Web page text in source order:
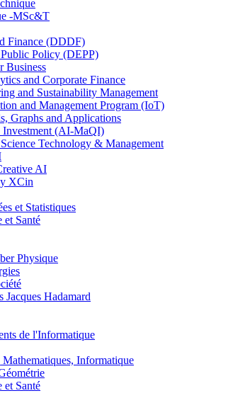
-MSc&T
Finance (DDDF)
Policy (DEPP)
Business
and Corporate Finance
and Sustainability Management
and Management Program (IoT)
Graphs and Applications
(AI-MaQI)
Technology & Management
AI
XCin
et Statistiques
Santé
Physique
Hadamard
de l'Informatique
Informatique
Santé